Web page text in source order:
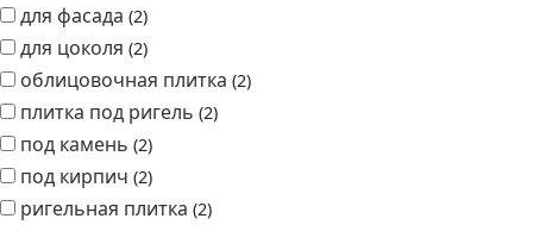
для фасада 2
для цоколя 2
облицовочная плитка 2
плитка под ригель 2
под камень 2
под кирпич 2
ригельная плитка 2